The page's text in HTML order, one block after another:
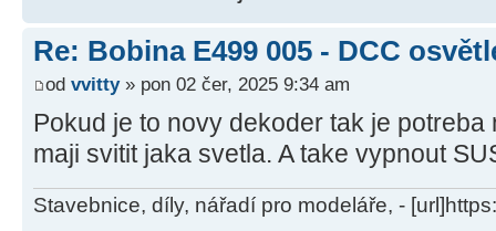
Re: Bobina E499 005 - DCC
od vvitty» pon 02 čer, 2025 9:34 am
Pokud je to novy dekoder tak je
maji svitit jaka svetla. A take vypnout
Stavebnice, díly, nářadí pro modeláře, -